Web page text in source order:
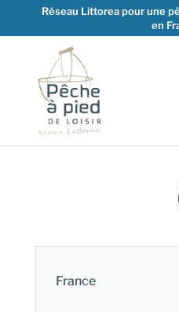
Réseau Littorea pour une
en
France